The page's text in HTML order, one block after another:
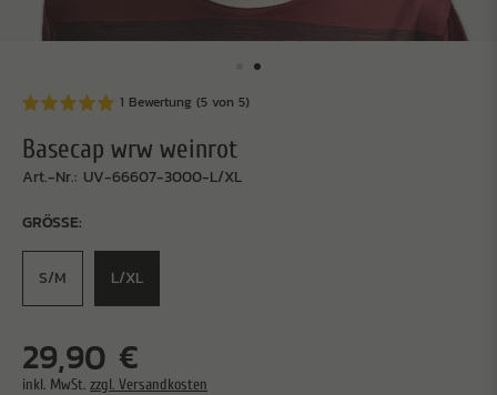
1 Bewertung (5 von 5)
Basecap wrw weinrot
Art.-Nr.: UV-66607-3000-L/XL
GRÖSSE:
S/M L/XL
29,90 €
inkl. MwSt. zzgl. Versandkosten